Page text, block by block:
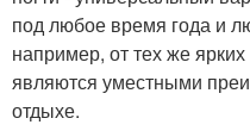
под любое время года и
например, от тех же
являются уместными
отдыхе.